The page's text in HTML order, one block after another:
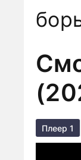
Плеер 1